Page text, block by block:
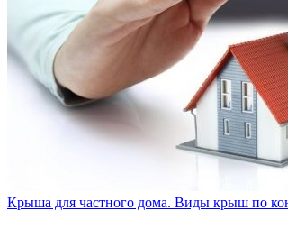
Крыша для частного дома. Виды крыш по